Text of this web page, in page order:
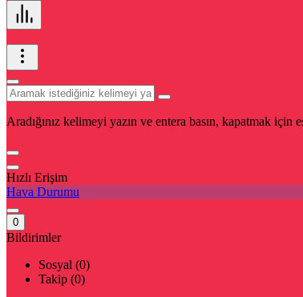
Aradığınız kelimeyi yazın ve entera basın, kapatmak için
Hızlı Erişim
Hava Durumu
0
Bildirimler
Sosyal (0)
Takip (0)